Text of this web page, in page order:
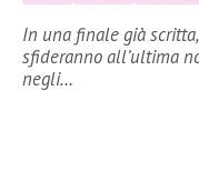
In una finale già
sfideranno all’ultima
negli…